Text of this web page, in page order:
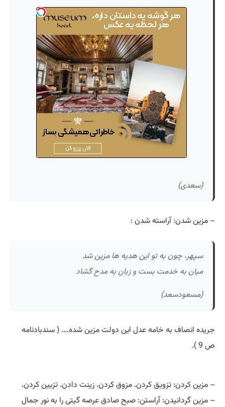
(سعدی)
– مزین شدن: آراسته شدن :
سپهر، چون به تو این هدیه ها مزین شد
میان به خدمت بست و زبان به مدح گشاد
(مسعودسعد)
جریده انصاف به خامه عدل این دولت مزین شده…. ( سندبادنامه
ص 9 ).
– مزین کردن: تزویق کردن. مزوق کردن. زینت دادن. تزیین کردن.
– مزین گردانیدن: آراستن: صبح صادق عرصه گیتی را به نور جمال